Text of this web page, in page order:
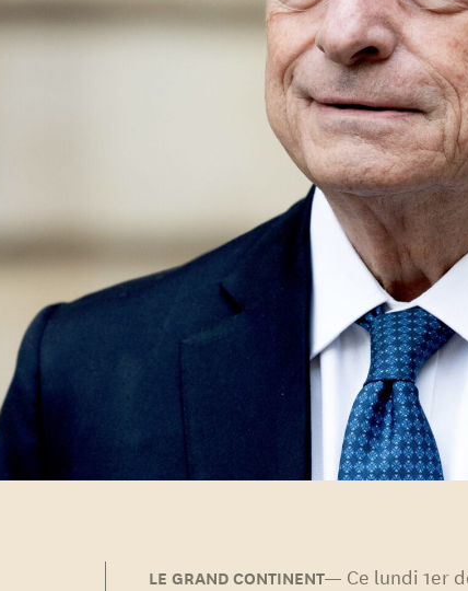
Ce lundi 1er